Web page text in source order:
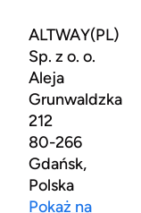
ALTWAY(PL)
Sp. z o. o.
Aleja
Grunwaldzka
212
80-266
Gdańsk,
Polska
Pokaż na